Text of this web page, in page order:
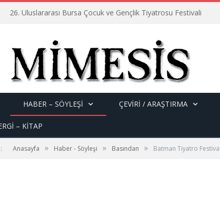
26. Uluslararası Bursa Çocuk ve Gençlik Tiyatrosu Festivali
HABER – SÖYLEŞI ÇEVİRİ / ARAŞTIRMA
– KİTAP
Anasayfa » Haber - Söyleşi » Basından » Batman Tiyatro